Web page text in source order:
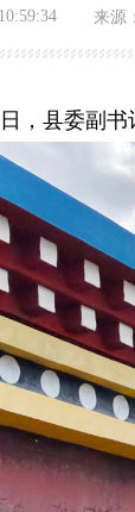
来源：
日 ，县委副